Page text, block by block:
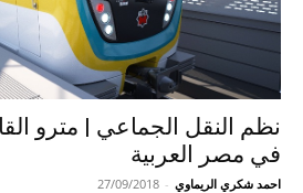
نظم النقل الجماعي | مترو
في مصر العربية
احمد شكري الريماوي -
27/09/2018